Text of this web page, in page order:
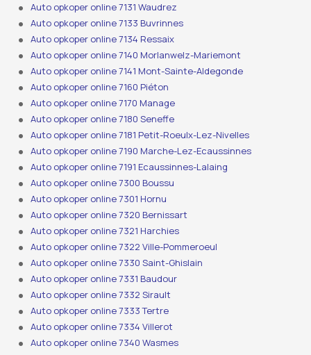
Auto opkoper online 7131 Waudrez
Auto opkoper online 7133 Buvrinnes
Auto opkoper online 7134 Ressaix
Auto opkoper online 7140 Morlanwelz-Mariemont
Auto opkoper online 7141 Mont-Sainte-Aldegonde
Auto opkoper online 7160 Piéton
Auto opkoper online 7170 Manage
Auto opkoper online 7180 Seneffe
Auto opkoper online 7181 Petit-Roeulx-Lez-Nivelles
Auto opkoper online 7190 Marche-Lez-Ecaussinnes
Auto opkoper online 7191 Ecaussinnes-Lalaing
Auto opkoper online 7300 Boussu
Auto opkoper online 7301 Hornu
Auto opkoper online 7320 Bernissart
Auto opkoper online 7321 Harchies
Auto opkoper online 7322 Ville-Pommeroeul
Auto opkoper online 7330 Saint-Ghislain
Auto opkoper online 7331 Baudour
Auto opkoper online 7332 Sirault
Auto opkoper online 7333 Tertre
Auto opkoper online 7334 Villerot
Auto opkoper online 7340 Wasmes